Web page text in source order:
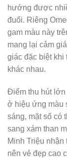
hướng được
đuổi. Riêng
gam màu này
mang lại cảm
giác đặc biệt khi
khác nhau.
Điểm thu hút lớn
ở hiệu ứng màu
sáng, mặt số có
sang xám than
Minh Triệu
nên vẻ đẹp cao